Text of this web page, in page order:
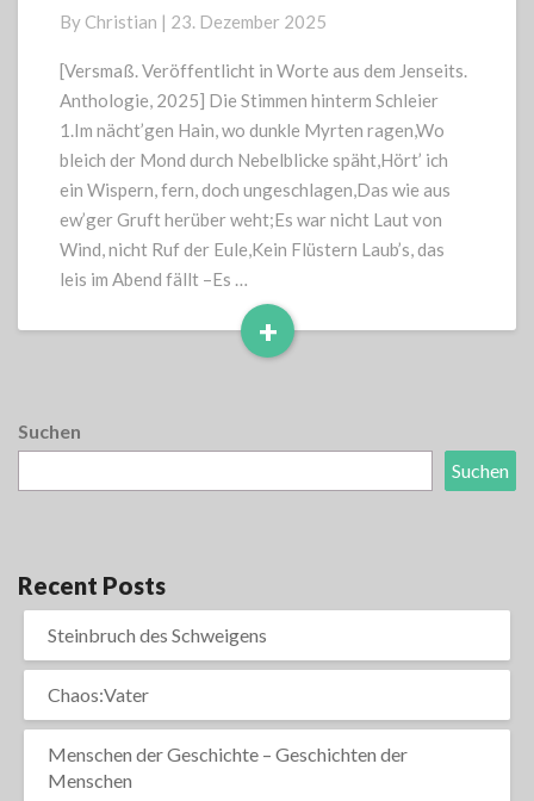
hinterm
Schleier
By Christian | 23. Dezember 2025
[Versmaß. Veröffentlicht in Worte aus dem Jenseits.
Anthologie, 2025] Die Stimmen hinterm Schleier
1.Im nächt’gen Hain, wo dunkle Myrten ragen,Wo
bleich der Mond durch Nebelblicke späht,Hört’ ich
ein Wispern, fern, doch ungeschlagen,Das wie aus
ew’ger Gruft herüber weht;Es war nicht Laut von
Wind, nicht Ruf der Eule,Kein Flüstern Laub’s, das
leis im Abend fällt –Es …
+
Read
Suchen
Suchen
Recent Posts
Steinbruch des Schweigens
Chaos:Vater
Menschen der Geschichte – Geschichten der
Menschen